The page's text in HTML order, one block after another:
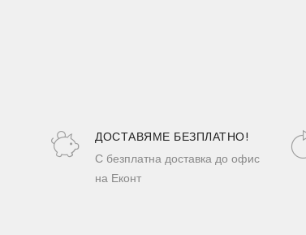
ДОСТАВЯМЕ БЕЗПЛАТНО!
С безплатна доставка до офис
на Еконт